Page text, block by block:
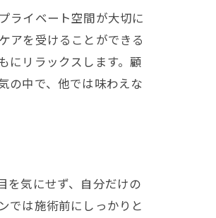
ライベート空間が大切に
アを受けることができる
にリラックスします。顧
の中で、他では味わえな
を気にせず、自分だけの
では施術前にしっかりと